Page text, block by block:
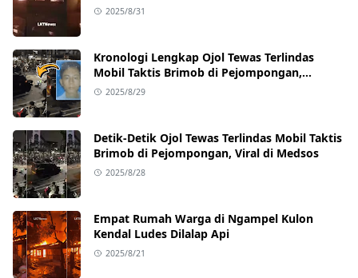
2025/8/31
Kronologi Lengkap Ojol Tewas Terlindas
Mobil Taktis Brimob di Pejompongan,
Ternyata Sedang Antar Orderan
2025/8/29
Detik-Detik Ojol Tewas Terlindas Mobil Taktis
Brimob di Pejompongan, Viral di Medsos
2025/8/28
Empat Rumah Warga di Ngampel Kulon
Kendal Ludes Dilalap Api
2025/8/21